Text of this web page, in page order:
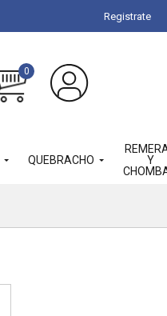
Registrate
0
QUEBRACHO
Y